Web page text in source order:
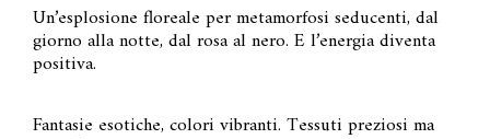
Un’esplosione floreale per metamorfosi seducenti, dal
giorno alla notte, dal rosa al nero. E l’energia diventa
positiva.
Fantasie esotiche, colori vibranti. Tessuti preziosi ma